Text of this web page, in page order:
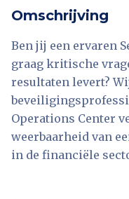
Omschrijving
Ben jij een ervaren
graag kritische
resultaten levert?
Operations Center
weerbaarheid van
in de financiële